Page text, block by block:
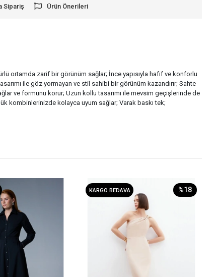
Sipariş Ürün Önerileri
ortamda zarif bir görünüm sağlar; İnce yapısıyla hafif ve konforlu
ile göz yormayan ve stil sahibi bir görünüm kazandırır; Sahte
ve formunu korur; Uzun kollu tasarımı ile mevsim geçişlerinde de
kombinlerinizde kolayca uyum sağlar; Varak baskı tek;
KARGO BEDAVA %18